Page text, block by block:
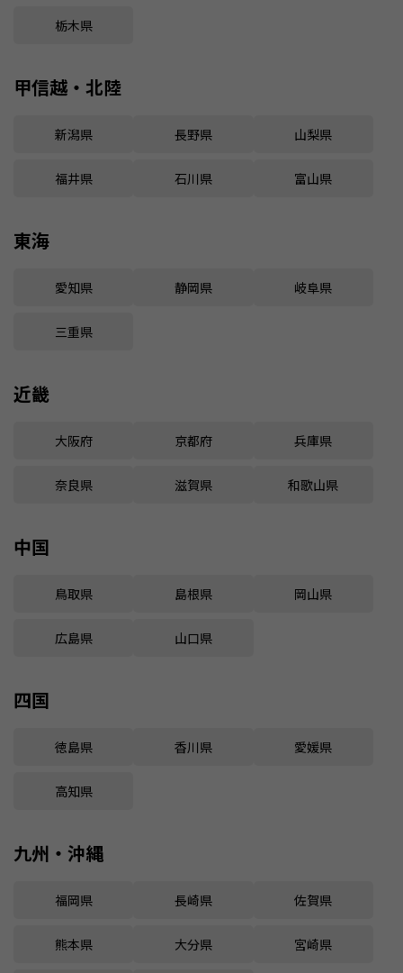
栃木県
甲信越・北陸
新潟県 長野県 山梨県
福井県 石川県 富山県
東海
愛知県 静岡県 岐阜県
三重県
近畿
大阪府 京都府 兵庫県
奈良県 滋賀県 和歌山県
中国
鳥取県 島根県 岡山県
広島県 山口県
四国
徳島県 香川県 愛媛県
高知県
九州・沖縄
福岡県 長崎県 佐賀県
熊本県 大分県 宮崎県